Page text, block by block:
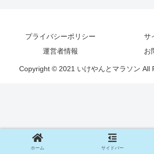
プライバシーポリシー
サ
運営者情報
お
Copyright © 2021 いけやんとマラソン All
ホーム サイドバー